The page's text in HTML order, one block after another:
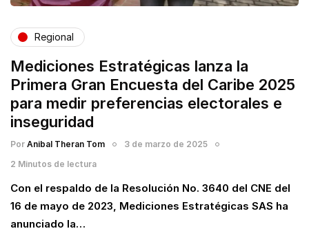
Regional
Mediciones Estratégicas lanza la
Primera Gran Encuesta del Caribe 2025
para medir preferencias electorales e
inseguridad
Por Anibal Theran Tom
3 de marzo de 2025
2 Minutos de lectura
Con el respaldo de la Resolución No. 3640 del CNE del
16 de mayo de 2023, Mediciones Estratégicas SAS ha
anunciado la…